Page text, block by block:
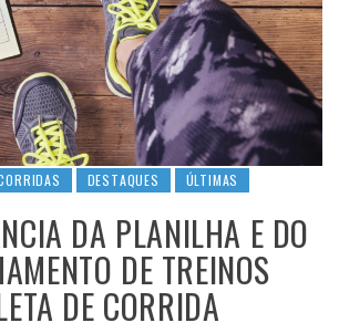
DESTAQUES ÚLTIMAS
DA PLANILHA E DO
DE TREINOS
DE CORRIDA